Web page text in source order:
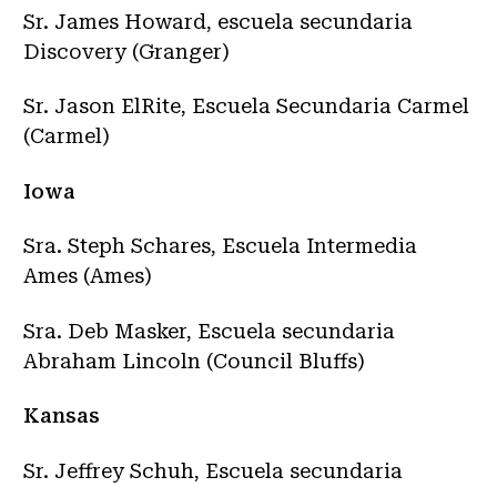
Sr. James Howard, escuela secundaria
Discovery (Granger)
Sr. Jason ElRite, Escuela Secundaria Carmel
(Carmel)
Iowa
Sra. Steph Schares, Escuela Intermedia
Ames (Ames)
Sra. Deb Masker, Escuela secundaria
Abraham Lincoln (Council Bluffs)
Kansas
Sr. Jeffrey Schuh, Escuela secundaria